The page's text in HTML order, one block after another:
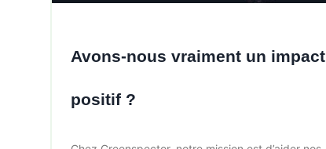
Avons-nous vraiment un impact
positif ?